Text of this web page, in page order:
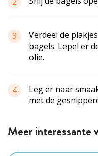
3
Verdeel de
bagels. Lepel er
olie.
4
Leg er naar
met de
Meer interessante